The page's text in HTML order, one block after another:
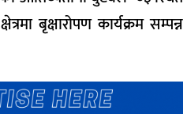
बृक्षारोपण कार्यक्रम सम्पन्न